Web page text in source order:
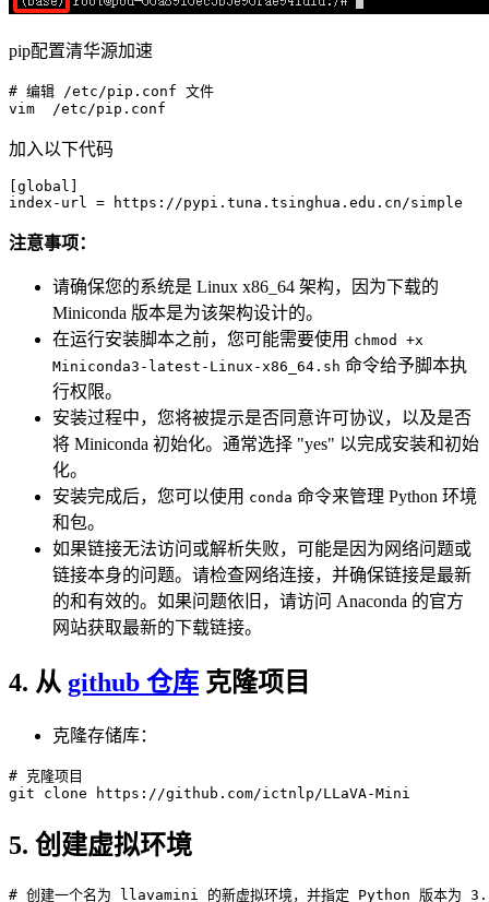
pip配置清华源加速
# 编辑 /etc/pip.conf 文件
vim /etc/
加入以下代码
[global]
index-url
注意事项：
请确保您的系统是 Linux x86_64 架构，因为下载的
Miniconda 版本是为该架构设计的。
在运行安装脚本之前，您可能需要使用 chmod +x
Miniconda3-latest-Linux-x86_64.sh 命令给予脚本执
行权限。
安装过程中，您将被提示是否同意许可协议，以及是否
将 Miniconda 初始化。通常选择 "yes" 以完成安装和初始
化。
安装完成后，您可以使用 conda 命令来管理 Python 环境
和包。
如果链接无法访问或解析失败，可能是因为网络问题或
链接本身的问题。请检查网络连接，并确保链接是最新
的和有效的。如果问题依旧，请访问 Anaconda 的官方
网站获取最新的下载链接。
4. 从 github 仓库 克隆项目
克隆存储库：
# 克隆项目
git clone
5. 创建虚拟环境
# 创建一个名为 llavamini 的新虚拟环境，并指定 Python 版本为